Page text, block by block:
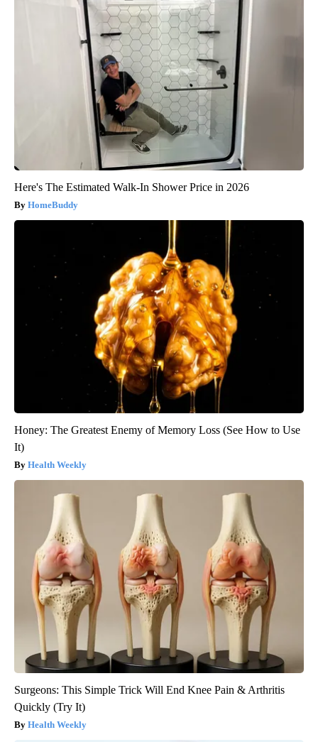
Here's The Estimated Walk-In Shower Price in 2026
HomeBuddy
Honey: The Greatest Enemy of Memory Loss (See How to Use
It)
Health Weekly
Surgeons: This Simple Trick Will End Knee Pain & Arthritis
Quickly (Try It)
Health Weekly